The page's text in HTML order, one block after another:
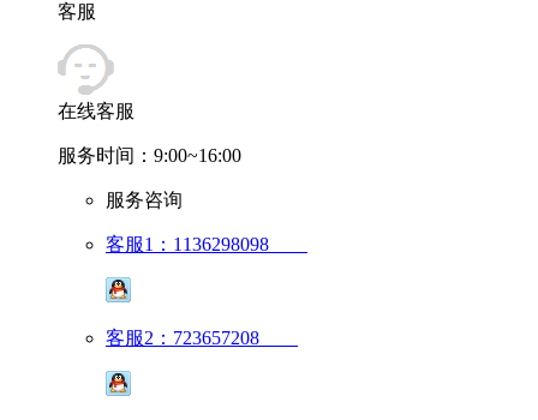
客服
在线客服
服务时间：9:00~16:00
服务咨询
客服1：1136298098
客服2：723657208